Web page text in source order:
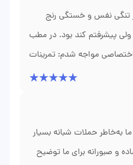
را فراتر از نسخه می‌داند:
که انجام می‌شود و برنامهٔ
بازگرداندنِ کیفیت زندگی
ایشان، تجربهٔ ما را به
تنگی نفس و خستگی رنج
ولی پیشرفتم کند بود. در مطب
اختصاصی مواجه شدم: تمرینات
تغذیه‌ای که واقعا به
انجام می‌دهم. از صبوری و
به‌خاطر حملات شبانه بسیار
و صبورانه برای ما توضیح